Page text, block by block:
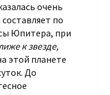
очень
по
Юпитера, при
к звезде,
этой планете
До